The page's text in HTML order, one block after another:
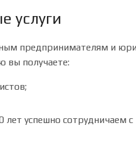
услуги
предпринимателям и
вы получаете:
лет успешно сотрудничаем